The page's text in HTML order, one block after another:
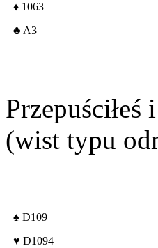
♦ 1063
♣ A3
(wist typu
♠ D109
♥ D1094